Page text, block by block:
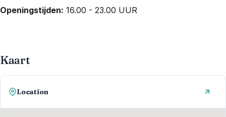
Openingstijden: 16.00 - 23.00 UUR
Kaart
Location